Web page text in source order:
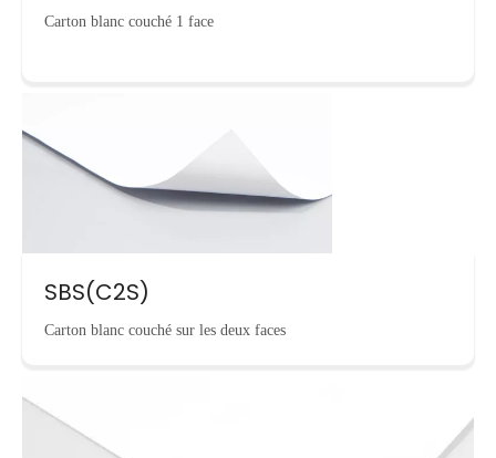
Carton blanc couché 1 face
SBS(C2S)
Carton blanc couché sur les deux faces